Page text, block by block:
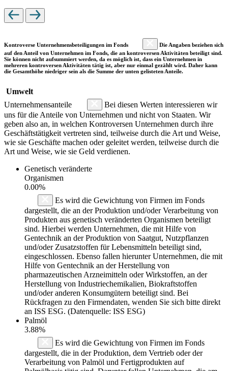
Kontroverse Unternehmensbeteiligungen im Fonds
Die Angaben beziehen sich
auf den Anteil von Unternehmen im Fonds, die an kontroversen Aktivitäten beteiligt sind.
Sie können nicht aufsummiert werden, da es möglich ist, dass ein Unternehmen in
mehreren kontroversen Aktivitäten tätig ist, aber nur einmal gezählt wird. Daher kann
die Gesamthöhe niedriger sein als die Summe der unten gelisteten Anteile.
Umwelt
Unternehmensanteile
Bei diesen Werten interessieren wir
uns für die Anteile von Unternehmen und nicht von Staaten. Wir
geben also an, in welchen Kontroversen Unternehmen durch ihre
Geschäftstätigkeit vertreten sind, teilweise durch die Art und Weise,
wie sie Geschäfte machen oder geleitet werden, teilweise durch die
Art und Weise, wie sie Geld verdienen.
Genetisch veränderte
Organismen
0.00%
Es wird die Gewichtung von Firmen im Fonds
dargestellt, die an der Produktion und/oder Verarbeitung von
Produkten aus genetisch veränderten Organismen beteiligt
sind. Hierbei werden Unternehmen, die mit Hilfe von
Gentechnik an der Produktion von Saatgut, Nutzpflanzen
und/oder Zusatzstoffen für Lebensmitteln beteiligt sind,
eingeschlossen. Ebenso fallen hierunter Unternehmen, die mit
Hilfe von Gentechnik an der Herstellung von
pharmazeutischen Arzneimitteln oder Wirkstoffen, an der
Herstellung von Industriechemikalien, Biokraftstoffen
und/oder anderen Konsumgütern beteiligt sind. Bei
Rückfragen zu den Firmendaten, wenden Sie sich bitte direkt
an ISS ESG. (Datenquelle: ISS ESG)
Palmöl
3.88%
Es wird die Gewichtung von Firmen im Fonds
dargestellt, die in der Produktion, dem Vertrieb oder der
Verarbeitung von Palmöl und Fertigprodukten auf